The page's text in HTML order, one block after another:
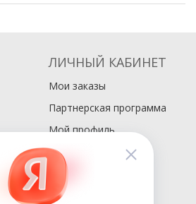
ЛИЧНЫЙ КАБИНЕТ
Мои заказы
Партнерская программа
Мой профиль